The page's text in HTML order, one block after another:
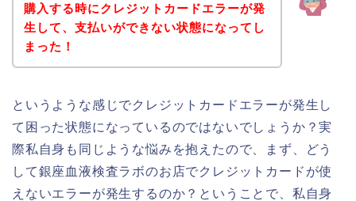
購入する時にクレジットカードエラーが発
生して、支払いができない状態になってし
まった！
というような感じでクレジットカードエラーが発生し
て困った状態になっているのではないでしょうか？実
際私自身も同じような悩みを抱えたので、まず、どう
して銀座血液検査ラボのお店でクレジットカードが使
えないエラーが発生するのか？ということで、私自身